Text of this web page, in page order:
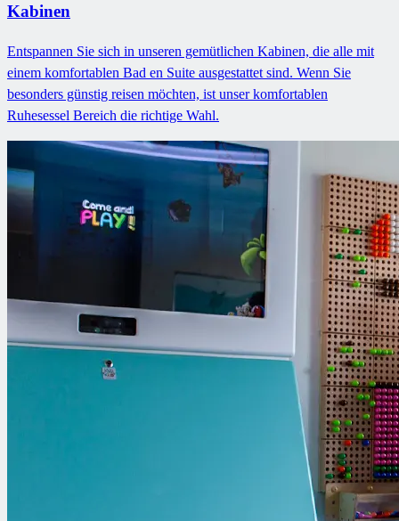
Kabinen
Entspannen Sie sich in unseren gemütlichen Kabinen, die alle mit
einem komfortablen Bad en Suite ausgestattet sind. Wenn Sie
besonders günstig reisen möchten, ist unser komfortablen
Ruhesessel Bereich die richtige Wahl.